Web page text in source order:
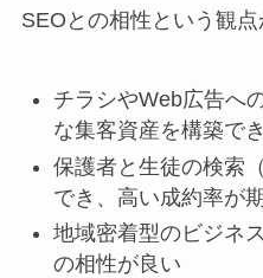
SEOとの相性という観点
チラシやWeb広告へ
な集客資産を構築で
保護者と生徒の検索
でき、高い成約率が
地域密着型のビジネ
の相性が良い